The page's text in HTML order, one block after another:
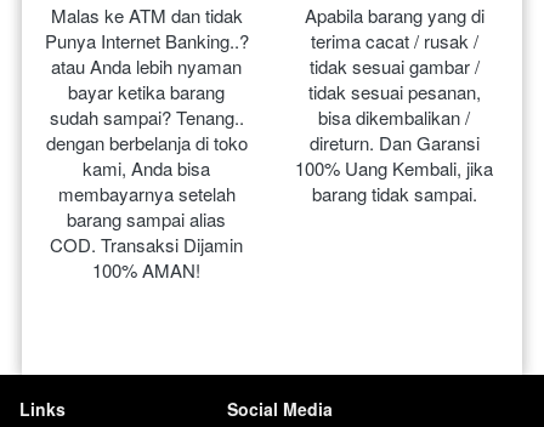
Malas ke ATM dan tidak
Punya Internet Banking..?
atau Anda lebih nyaman
bayar ketika barang
sudah sampai? Tenang..
dengan berbelanja di toko
kami, Anda bisa
membayarnya setelah
barang sampai alias
COD. Transaksi Dijamin
100% AMAN!
Apabila barang yang di
terima cacat / rusak /
tidak sesuai gambar /
tidak sesuai pesanan,
bisa dikembalikan /
direturn. Dan Garansi
100% Uang Kembali, jika
barang tidak sampai.
Links Social Media